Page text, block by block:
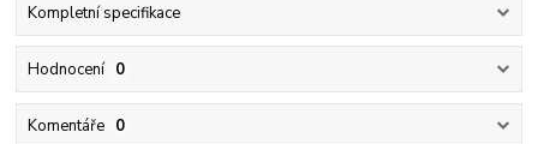
Kompletní specifikace
Hodnocení 0
Komentáře 0